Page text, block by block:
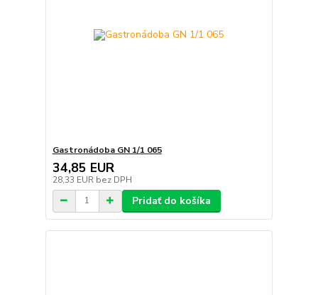
Gastronádoba GN 1/1 065
34,85 EUR
28,33 EUR bez DPH
Pridať do košíka